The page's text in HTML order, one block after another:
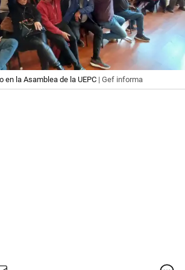
en la Asamblea de la UEPC | Gef informa